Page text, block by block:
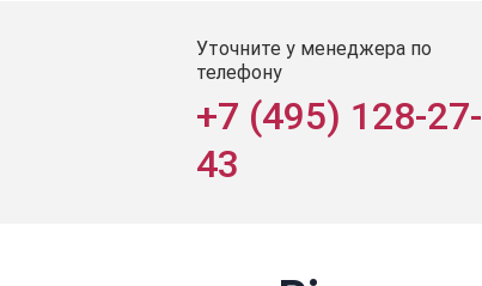
Уточните у менеджера по
телефону
+7 (495) 128-27-
43